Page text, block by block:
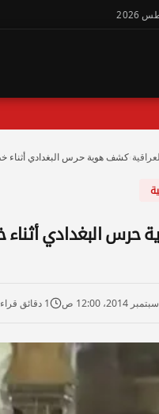
كشف هوية حرس البغدادي أثناء
البغدادي
1 دقائق قراءة